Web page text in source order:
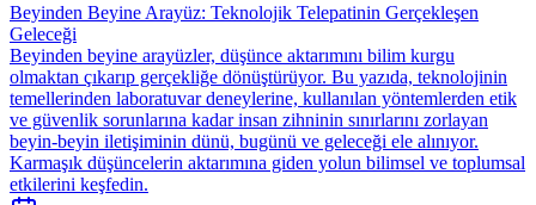
Beyinden Beyine Arayüz: Teknolojik Telepatinin Gerçekleşen
Geleceği
Beyinden beyine arayüzler, düşünce aktarımını bilim kurgu
olmaktan çıkarıp gerçekliğe dönüştürüyor. Bu yazıda, teknolojinin
temellerinden laboratuvar deneylerine, kullanılan yöntemlerden etik
ve güvenlik sorunlarına kadar insan zihninin sınırlarını zorlayan
beyin-beyin iletişiminin dünü, bugünü ve geleceği ele alınıyor.
Karmaşık düşüncelerin aktarımına giden yolun bilimsel ve toplumsal
etkilerini keşfedin.